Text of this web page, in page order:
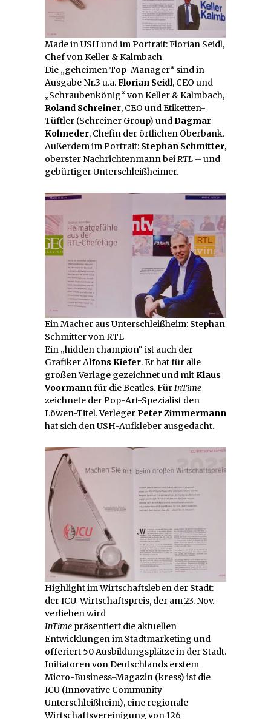
Made in USH und im Portrait: Florian Seidl,
Chef von Keller & Kalmbach
Die „geheimen Top-Manager“ sind in
Ausgabe Nr.3 u.a.Florian Seidl, CEO und
„Schraubenkönig“ von Keller & Kalmbach,
Roland Schreiner, CEO und Etiketten-
Tüftler (Schreiner Group) undDagmar
Kolmeder, Chefin der örtlichen Oberbank.
Außerdem im Portrait: Stephan Schmitter,
oberster Nachrichtenmann beiRTL – und
gebürtiger Unterschleißheimer.
Ein Macher aus Unterschleißheim: Stephan
Schmitter von RTL
Ein „hidden champion“ ist auch der
Grafiker Alfons Kiefer. Er hat für alle
großen Verlage gezeichnet und mitKlaus
Voormannfür die Beatles. FürInTime
zeichnete der Pop-Art-Spezialist den
Löwen-Titel. VerlegerPeter Zimmermann
hat sich den USH-Aufkleber ausgedacht.
Highlight im Wirtschaftsleben der Stadt:
der ICU-Wirtschaftspreis, der am 23. Nov.
verliehen wird
InTime präsentiert die aktuellen
Entwicklungen im Stadtmarketing und
offeriert 50 Ausbildungsplätze in der Stadt.
Initiatoren von Deutschlands erstem
Micro-Business-Magazin (kress) ist die
ICU (Innovative Community
Unterschleißheim), eine regionale
Wirtschaftsvereinigung von 126